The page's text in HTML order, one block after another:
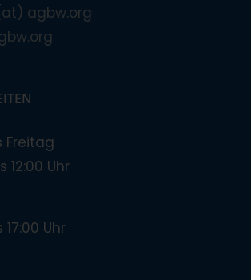
agbw.org
Freitag
12:00 Uhr
Uhr